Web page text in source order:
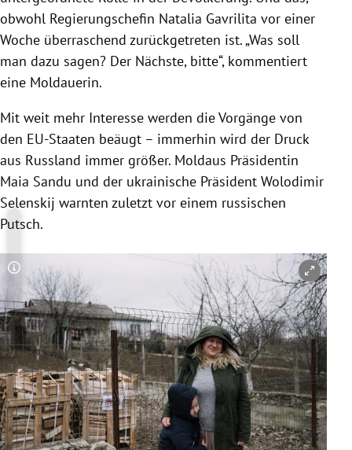
obwohl Regierungschefin Natalia Gavrilita vor einer
Woche überraschend zurückgetreten ist. „Was soll
man dazu sagen? Der Nächste, bitte“, kommentiert
eine Moldauerin.
Mit weit mehr Interesse werden die Vorgänge von
den EU-Staaten beäugt – immerhin wird der Druck
aus Russland immer größer. Moldaus Präsidentin
Maia Sandu und der ukrainische Präsident Wolodimir
Selenskij warnten zuletzt vor einem russischen
Putsch.
Copyright-Hinweis öffnen/schließen